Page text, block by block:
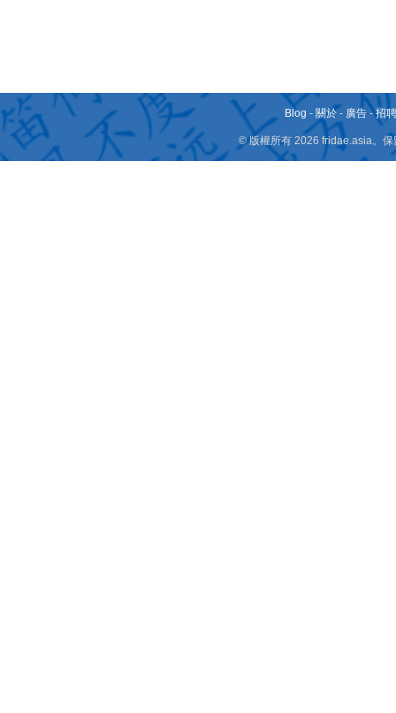
Blog - 關於 - 廣告 -招
© 版權所有 2026 fridae.asia。